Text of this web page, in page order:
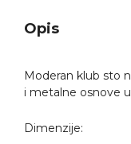
Opis
Moderan klub sto
i metalne osnove
Dimenzije: